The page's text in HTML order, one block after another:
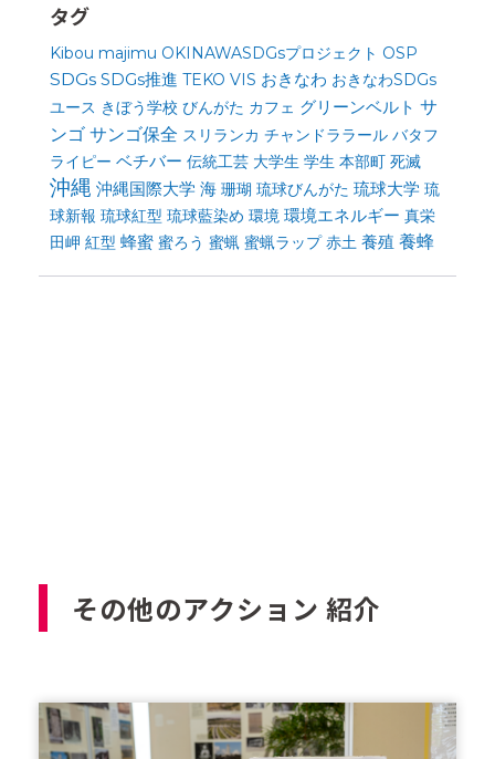
タグ
Kibou majimu OKINAWASDGsプロジェクト OSP
SDGs SDGs推進 TEKO VIS おきなわ おきなわSDGs
ユース きぼう学校 びんがた カフェ グリーンベルト サ
ンゴ サンゴ保全 スリランカ チャンドララール バタフ
ライピー ベチバー 伝統工芸 大学生 学生 本部町 死滅
沖縄 沖縄国際大学 海 珊瑚 琉球びんがた 琉球大学 琉
球新報 琉球紅型 琉球藍染め 環境 環境エネルギー 真栄
田岬 紅型 蜂蜜 蜜ろう 蜜蝋 蜜蝋ラップ 赤土 養殖 養蜂
その他のアクション 紹介